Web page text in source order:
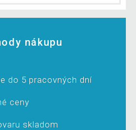
nákupu
do 5 pracovných dní
ceny
skladom